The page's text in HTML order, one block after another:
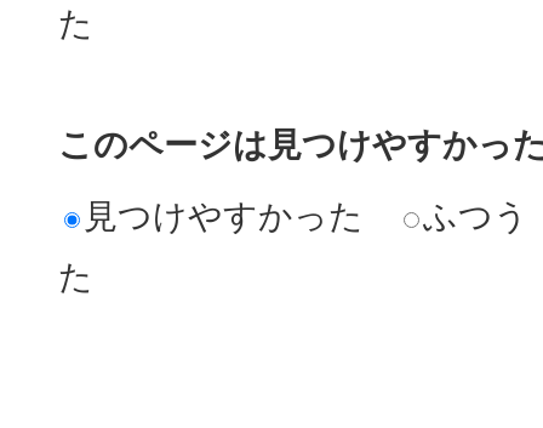
た
このページは見つけやすかっ
見つけやすかった
ふつう
た